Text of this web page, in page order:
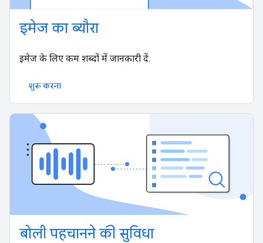
इमेज का ब्यौरा
इमेज के लिए कम शब्दों में जानकारी दें.
शुरू करना
बोली पहचानने की सुविधा